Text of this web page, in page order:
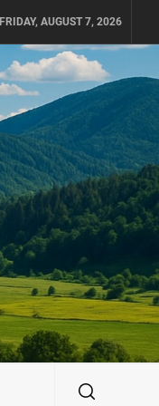
FRIDAY, AUGUST 7, 2026